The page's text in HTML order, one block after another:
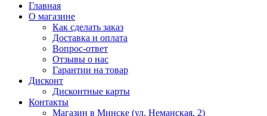
Главная
О магазине
Как сделать заказ
Доставка и оплата
Вопрос-ответ
Отзывы о нас
Гарантии на товар
Дисконт
Дисконтные карты
Контакты
Магазин в Минске (ул. Неманская, 2)